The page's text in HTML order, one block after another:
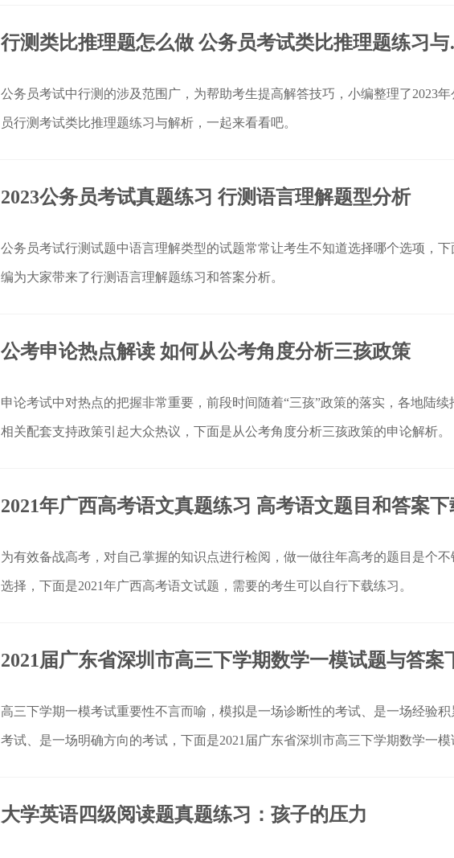
行测类
公务员考试中行测的涉及范围广，为帮助考生提高解答技巧，小编整理了2023年
员行测考试类比推理题练习与解析，一起来看看吧。
2023公务员考试真题练习 行测语言理解题型分析
公务员考试行测试题中语言理解类型的试题常常让考生不知道选择哪个选项，下
编为大家带来了行测语言理解题练习和答案分析。
公考申论热点解读 如何从公考角度分析三孩政策
申论考试中对热点的把握非常重要，前段时间随着“三孩”政策的落实，各地陆续
相关配套支持政策引起大众热议，下面是从公考角度分析三孩政策的申论解析。
2021年广西高考语文真题练习 高考语文题目和答案下
为有效备战高考，对自己掌握的知识点进行检阅，做一做往年高考的题目是个不
选择，下面是2021年广西高考语文试题，需要的考生可以自行下载练习。
2021届广东省深圳市高三下学期数学一模试题与答案
高三下学期一模考试重要性不言而喻，模拟是一场诊断性的考试、是一场经验积
考试、是一场明确方向的考试，下面是2021届广东省深圳市高三下学期数学一模
大学英语四级阅读题真题练习：孩子的压力